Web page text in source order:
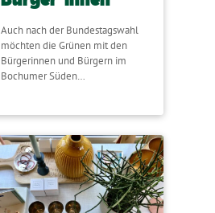
Auch nach der Bundestagswahl
möchten die Grünen mit den
Bürgerinnen und Bürgern im
Bochumer Süden…